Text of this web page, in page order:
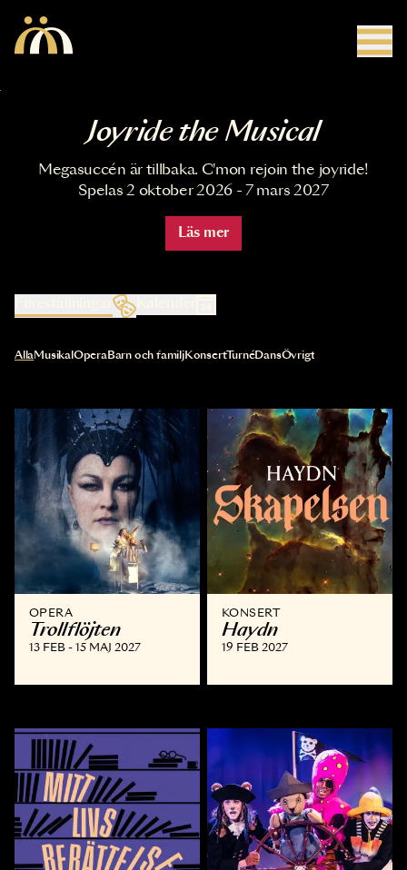
Joyride the Musical
Megasuccén är tillbaka. C'mon rejoin the joyride!
Spelas 2 oktober 2026 - 7 mars 2027
Läs mer
Kalender
Val av kategori uppdaterar innehållet automatiskt
AllaMusikal OperaBarn och familjKonsertTurnéDansÖvrigt
OPERA
Trollflöjten
13 FEB - 15 MAJ 2027
KONSERT
Haydn
19 FEB 2027